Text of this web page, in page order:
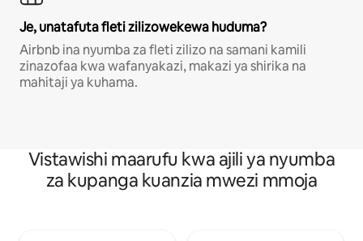
Je, unatafuta fleti zilizowekewa huduma?
Airbnb ina nyumba za fleti zilizo na samani kamili
zinazofaa kwa wafanyakazi, makazi ya shirika na
mahitaji ya kuhama.
Vistawishi maarufu kwa ajili ya nyumba
za kupanga kuanzia mwezi mmoja